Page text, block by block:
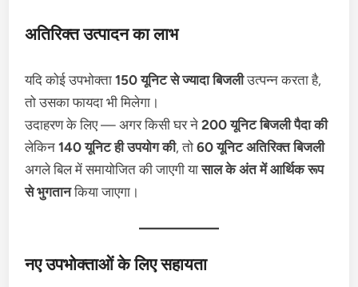
अतिरिक्त उत्पादन का लाभ
यदि कोई उपभोक्ता150 यूनिट से ज्यादा बिजलीउत्पन्न करता है,
तो उसका फायदा भी मिलेगा।
उदाहरण के लिए — अगर किसी घर ने200 यूनिट बिजली पैदा की
लेकिन140 यूनिट ही उपयोग की, तो60 यूनिट अतिरिक्त बिजली
अगले बिल में समायोजित की जाएगी यासाल के अंत में आर्थिक रूप
से भुगतानकिया जाएगा।
नए उपभोक्ताओं के लिए सहायता